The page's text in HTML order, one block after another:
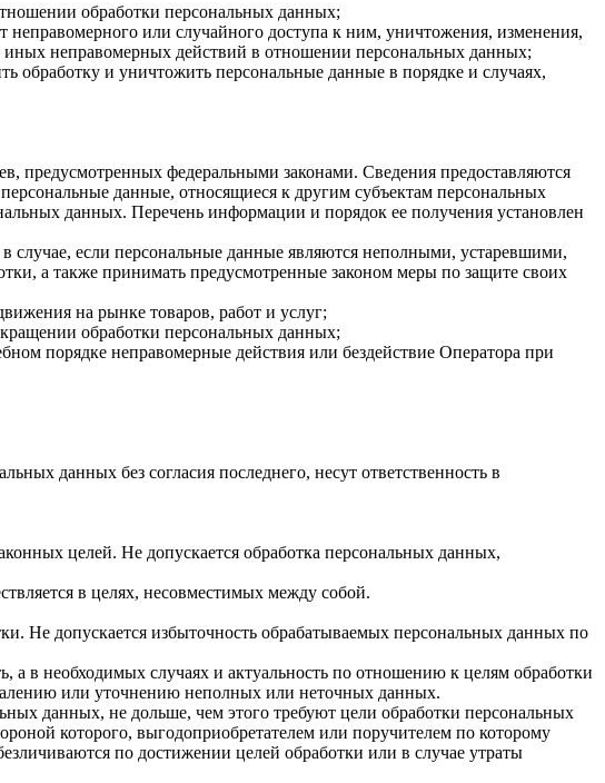
обработки персональных данных;
или случайного доступа к ним, уничтожения, изменения,
иных неправомерных действий в отношении персональных данных;
обработку и уничтожить персональные данные в порядке и случаях,
предусмотренных федеральными законами. Сведения предоставляются
данные, относящиеся к другим субъектам персональных
данных. Перечень информации и порядок ее получения установлен
случае, если персональные данные являются неполными, устаревшими,
а также принимать предусмотренные законом меры по защите своих
на рынке товаров, работ и услуг;
обработки персональных данных;
порядке неправомерные действия или бездействие Оператора при
данных без согласия последнего, несут ответственность в
целей. Не допускается обработка персональных данных,
в целях, несовместимых между собой.
Не допускается избыточность обрабатываемых персональных данных по
а в необходимых случаях и актуальность по отношению к целям обработки
или уточнению неполных или неточных данных.
данных, не дольше, чем этого требуют цели обработки персональных
которого, выгодоприобретателем или поручителем по которому
по достижении целей обработки или в случае утраты